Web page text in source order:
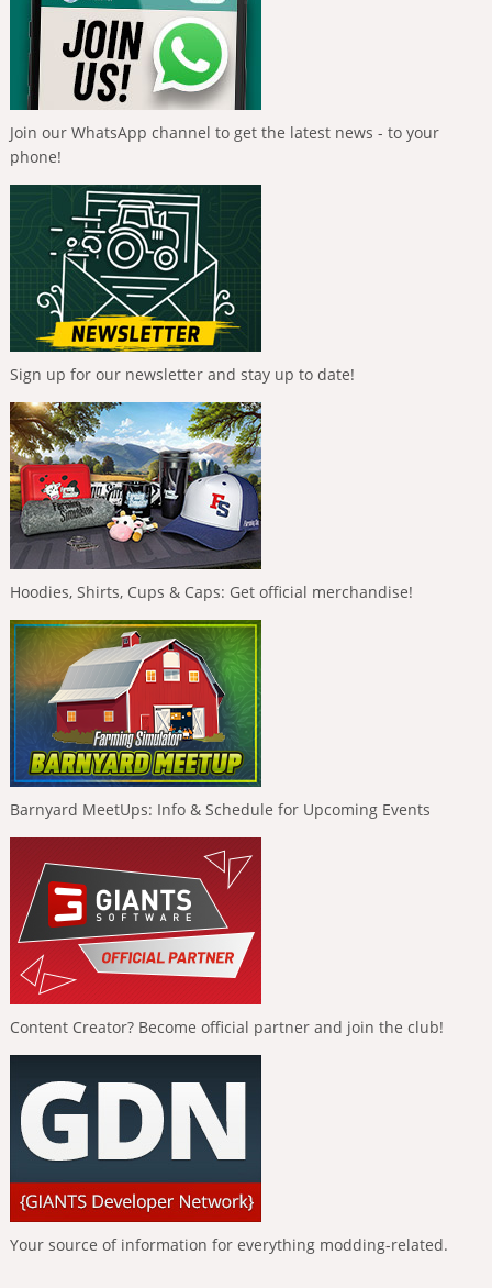
Join our WhatsApp channel to get the latest news - to your
phone!
Sign up for our newsletter and stay up to date!
Hoodies, Shirts, Cups & Caps: Get official merchandise!
Barnyard MeetUps: Info & Schedule for Upcoming Events
Content Creator? Become official partner and join the club!
Your source of information for everything modding-related.